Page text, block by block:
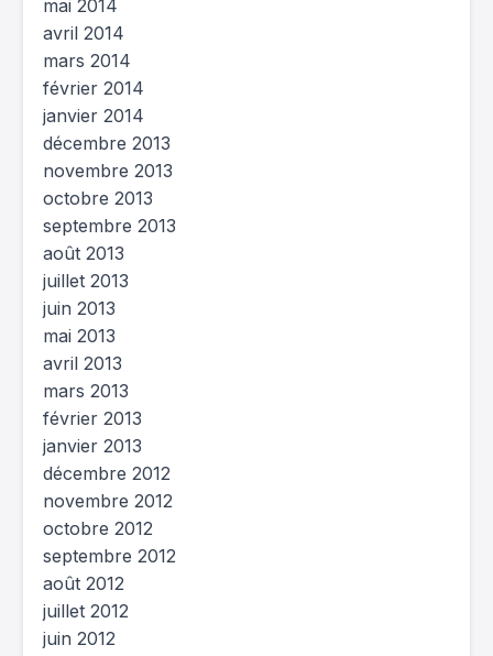
mai 2014
avril 2014
mars 2014
février 2014
janvier 2014
décembre 2013
novembre 2013
octobre 2013
septembre 2013
août 2013
juillet 2013
juin 2013
mai 2013
avril 2013
mars 2013
février 2013
janvier 2013
décembre 2012
novembre 2012
octobre 2012
septembre 2012
août 2012
juillet 2012
juin 2012